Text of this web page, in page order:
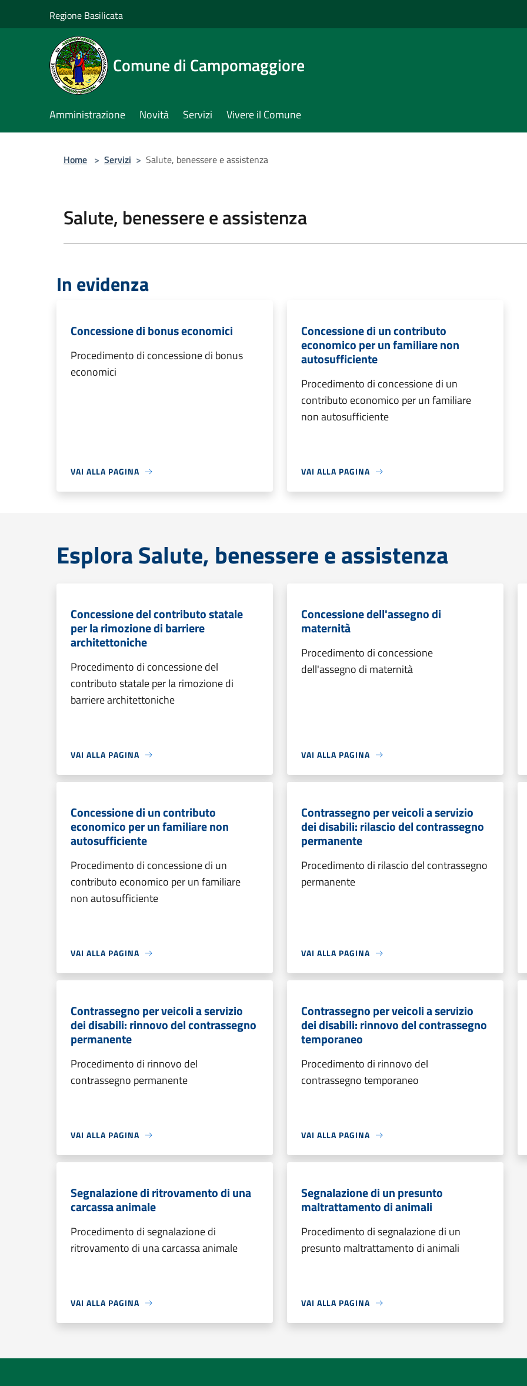
Regione Basilicata
Comune di Campomaggiore
Amministrazione Novità Servizi Vivere il Comune
Home > Servizi > Salute, benessere e assistenza
Salute, benessere e assistenza
In evidenza
Concessione di bonus economici
Procedimento di concessione di bonus
economici
VAI ALLA PAGINA
Concessione di un contributo
economico per un familiare non
autosufficiente
Procedimento di concessione di un
contributo economico per un familiare
non autosufficiente
VAI ALLA PAGINA
Esplora Salute, benessere e assistenza
Concessione del contributo statale
per la rimozione di barriere
architettoniche
Procedimento di concessione del
contributo statale per la rimozione di
barriere architettoniche
VAI ALLA PAGINA
Concessione dell'assegno di
maternità
Procedimento di concessione
dell'assegno di maternità
VAI ALLA PAGINA
Concessione di un contributo
economico per un familiare non
autosufficiente
Procedimento di concessione di un
contributo economico per un familiare
non autosufficiente
VAI ALLA PAGINA
Contrassegno per veicoli a servizio
dei disabili: rilascio del contrassegno
permanente
Procedimento di rilascio del contrassegno
permanente
VAI ALLA PAGINA
Contrassegno per veicoli a servizio
dei disabili: rinnovo del contrassegno
permanente
Procedimento di rinnovo del
contrassegno permanente
VAI ALLA PAGINA
Contrassegno per veicoli a servizio
dei disabili: rinnovo del contrassegno
temporaneo
Procedimento di rinnovo del
contrassegno temporaneo
VAI ALLA PAGINA
Segnalazione di ritrovamento di una
carcassa animale
Procedimento di segnalazione di
ritrovamento di una carcassa animale
VAI ALLA PAGINA
Segnalazione di un presunto
maltrattamento di animali
Procedimento di segnalazione di un
presunto maltrattamento di animali
VAI ALLA PAGINA